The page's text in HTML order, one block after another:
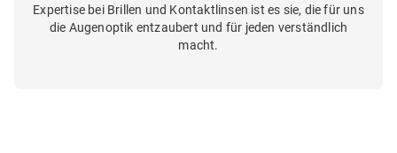
Expertise bei Brillen und Kontaktlinsen ist es sie, die für uns
die Augenoptik entzaubert und für jeden verständlich
macht.